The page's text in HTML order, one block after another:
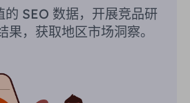
的 SEO 数据，开展竞品研
果，获取地区市场洞察。